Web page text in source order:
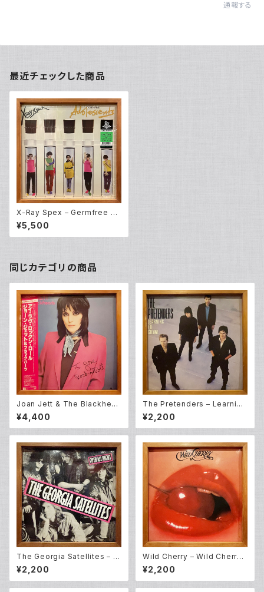
通報する
最近チェックした商品
X-Ray Spex – Germfree Ad
olescents (LP)
¥5,500
同じカテゴリの商品
Joan Jett & The Blackhear
ts – I Love Rock 'N Roll (L
P)
¥4,400
The Pretenders – Learning
To Crawl (LP)
¥2,200
The Georgia Satellites – O
pen All Night (LP)
¥2,200
Wild Cherry – Wild Cherry
(LP)
¥2,200